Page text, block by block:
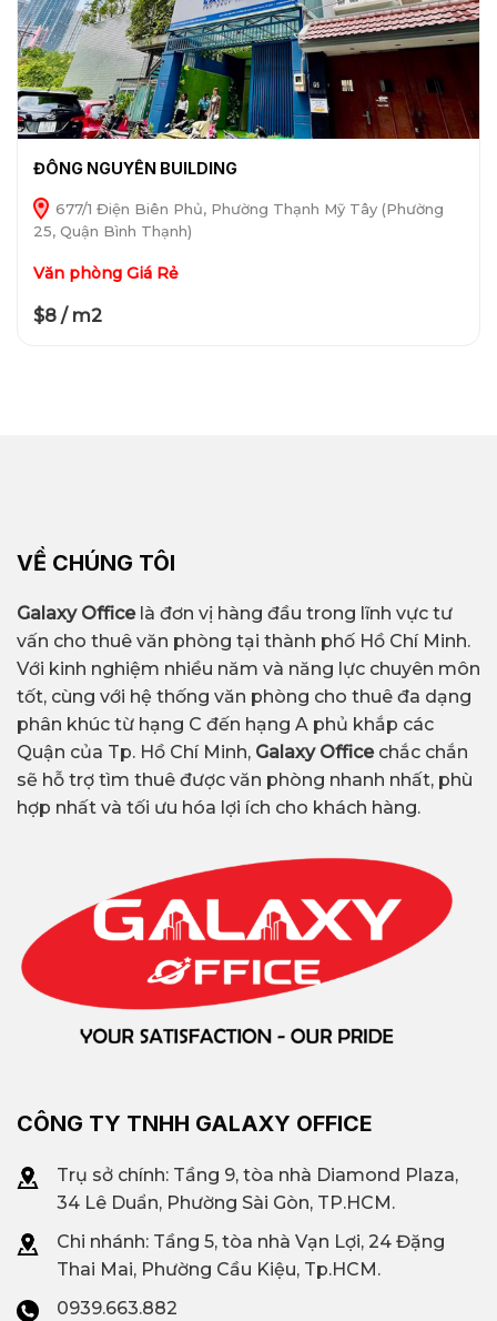
ĐÔNG NGUYÊN BUILDING
677/1 Điện Biên Phủ, Phường Thạnh Mỹ Tây (Phường
25, Quận Bình Thạnh)
Văn phòng Giá Rẻ
$8 / m2
VỀ CHÚNG TÔI
Galaxy Officelà đơn vị hàng đầu trong lĩnh vực tư
vấn cho thuê văn phòng tại thành phố Hồ Chí Minh.
Với kinh nghiệm nhiều năm và năng lực chuyên môn
tốt, cùng với hệ thống văn phòng cho thuê đa dạng
phân khúc từ hạng C đến hạng A phủ khắp các
Quận của Tp. Hồ Chí Minh, Galaxy Office chắc chắn
sẽ hỗ trợ tìm thuê được văn phòng nhanh nhất, phù
hợp nhất và tối ưu hóa lợi ích cho khách hàng.
CÔNG TY TNHH GALAXY OFFICE
Trụ sở chính: Tầng 9, tòa nhà Diamond Plaza,
34 Lê Duẩn, Phường Sài Gòn, TP.HCM.
Chi nhánh: Tầng 5, tòa nhà Vạn Lợi, 24 Đặng
Thai Mai, Phường Cầu Kiệu, Tp.HCM.
0939.663.882